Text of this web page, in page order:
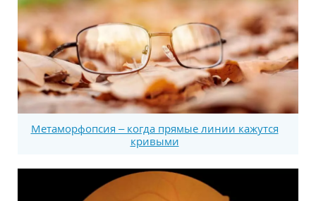
Метаморфопсия – когда прямые линии кажутся
кривыми